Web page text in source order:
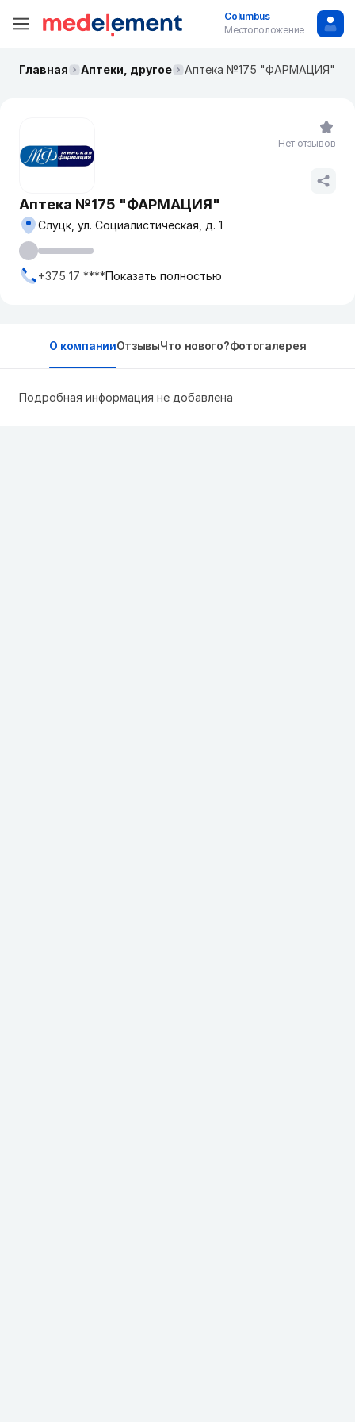
Columbus
Местоположение
Главная Аптеки, другое Аптека №175 "ФАРМАЦИЯ"
Аптека №175 "ФАРМАЦИЯ"
Слуцк, ул. Социалистическая, д. 1
+375 17 ****Показать полностью
Нет отзывов
О компанииОтзывыЧто нового?Фотогалерея
Подробная информация не добавлена